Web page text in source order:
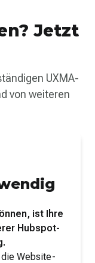
Jetzt
UXMA-
von weiteren
ist Ihre
Hubspot-
Website-